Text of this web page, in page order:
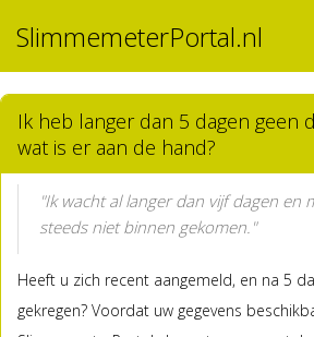
SlimmemeterPortal.nl
Ik heb langer dan 5 dagen geen
wat is er aan de hand?
"Ik wacht al langer dan vijf dagen en
steeds niet binnen gekomen."
Heeft u zich recent aangemeld, en na 5
gekregen? Voordat uw gegevens